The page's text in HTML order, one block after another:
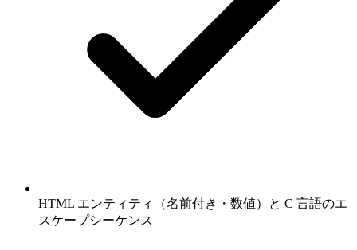
HTML エンティティ（名前付き・数値）と C 言語のエ
スケープシーケンス